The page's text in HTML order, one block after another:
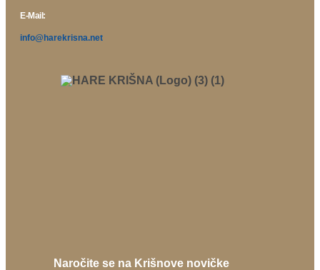
E-Mail:
info@harekrisna.net
Naročite se na Krišnove novičke